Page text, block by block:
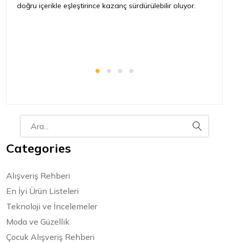
doğru içerikle eşleştirince kazanç sürdürülebilir oluyor.
Categories
Alışveriş Rehberi
En İyi Ürün Listeleri
Teknoloji ve İncelemeler
Moda ve Güzellik
Çocuk Alışveriş Rehberi